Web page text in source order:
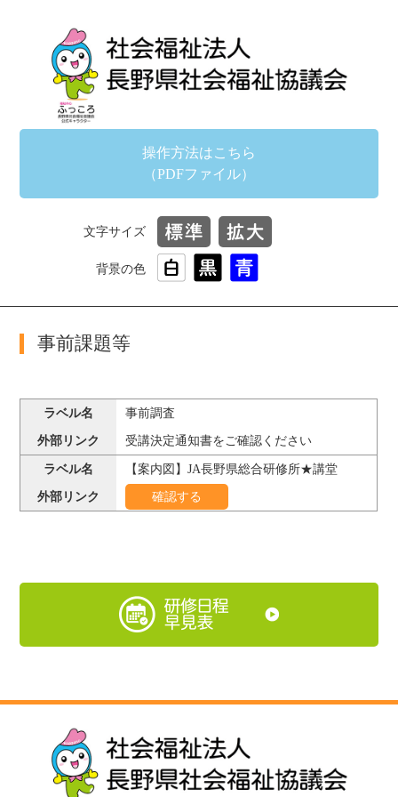
操作方法はこちら
（PDFファイル）
文字サイズ
背景の色
事前課題等
事前調査
受講決定通知書をご確認ください
【案内図】JA長野県総合研修所★講堂
確認する